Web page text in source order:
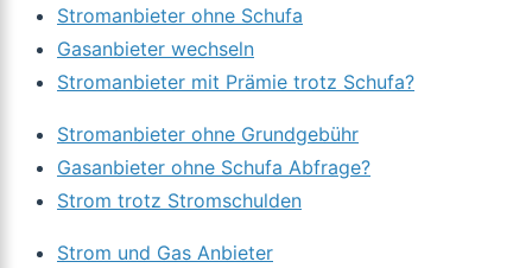
Stromanbieter ohne Schufa
Gasanbieter wechseln
Stromanbieter mit Prämie trotz Schufa?
Stromanbieter ohne Grundgebühr
Gasanbieter ohne Schufa Abfrage?
Strom trotz Stromschulden
Strom und Gas Anbieter